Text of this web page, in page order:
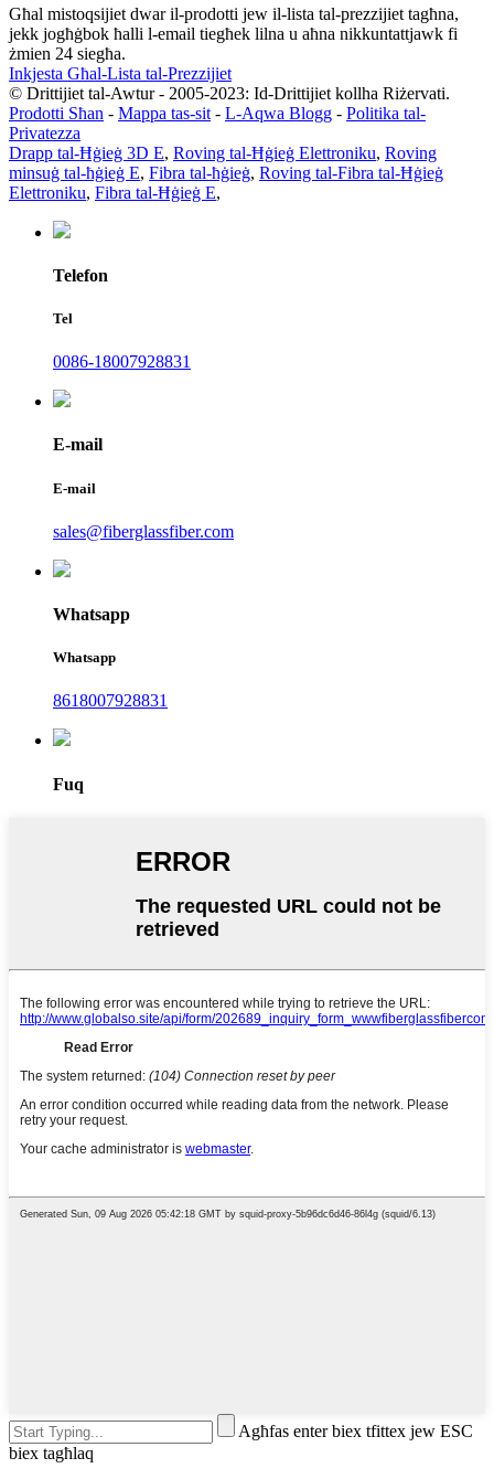
Għal mistoqsijiet dwar il-prodotti jew il-lista tal-prezzijiet tagħna,
jekk jogħġbok ħalli l-email tiegħek lilna u aħna nikkuntattjawk fi
żmien 24 siegħa.
Inkjesta Għal-Lista tal-Prezzijiet
© Drittijiet tal-Awtur - 2005-2023: Id-Drittijiet kollha Riżervati.
Prodotti Sħan - Mappa tas-sit - L-Aqwa Blogg - Politika tal-
Privatezza
Drapp tal-Ħġieġ 3D E, Roving tal-Ħġieġ Elettroniku, Roving
minsuġ tal-ħġieġ E, Fibra tal-ħġieġ, Roving tal-Fibra tal-Ħġieġ
Elettroniku, Fibra tal-Ħġieġ E,
Telefon
Tel
0086-18007928831
E-mail
E-mail
sales@fiberglassfiber.com
Whatsapp
Whatsapp
8618007928831
Fuq
Agħfas enter biex tfittex jew ESC
biex tagħlaq